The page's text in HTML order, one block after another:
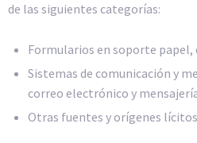
de las siguientes categorías:
Formularios en soporte
Sistemas de comunicación y
correo electrónico y
Otras fuentes y orígenes